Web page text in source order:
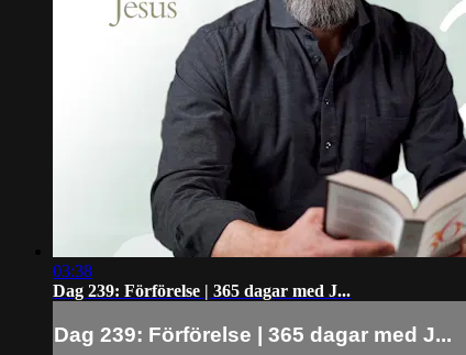
03:38
Dag 239: Förförelse | 365 dagar med J...
Dag 239: Förförelse | 365 dagar med J...